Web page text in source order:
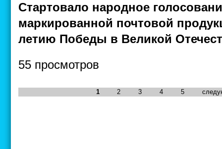
Стартовало народное
маркированной почтовой
летию Победы в Великой
55 просмотров
1 2 3 4 5